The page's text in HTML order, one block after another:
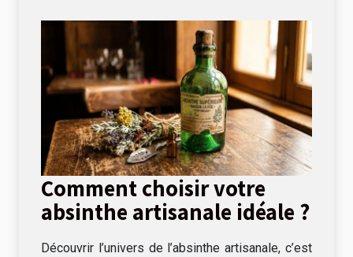
Comment choisir votre
absinthe artisanale idéale ?
Découvrir l’univers de l’absinthe artisanale, c’est